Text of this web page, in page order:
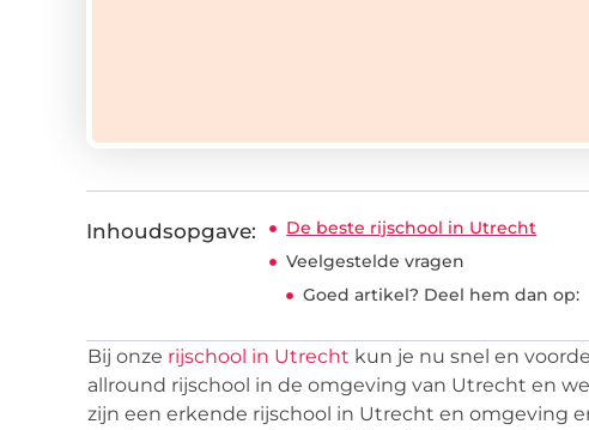
Inhoudsopgave:
De beste rijschool in Utrecht
Veelgestelde vragen
Goed artikel? Deel hem dan op:
Bij onze rijschool in Utrecht kun je nu snel en
allround rijschool in de omgeving van Utrecht en
zijn een erkende rijschool in Utrecht en omgeving